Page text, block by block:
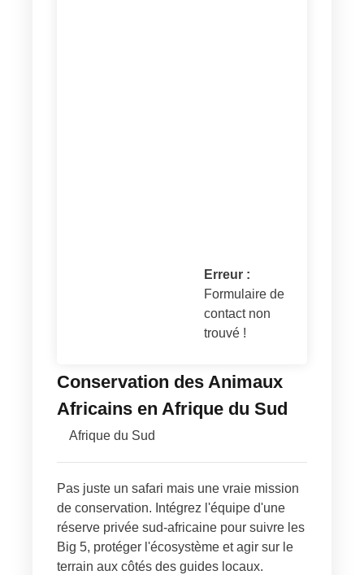
Erreur :
Formulaire de
contact non
trouvé !
Conservation des Animaux
Africains en Afrique du Sud
Afrique du Sud
Pas juste un safari mais une vraie mission
de conservation. Intégrez l'équipe d'une
réserve privée sud-africaine pour suivre les
Big 5, protéger l'écosystème et agir sur le
terrain aux côtés des guides locaux.